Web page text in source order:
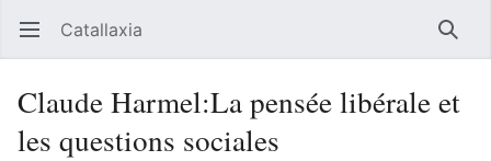
Ouvrir le menu principal Catallaxia
Claude Harmel:La pensée libérale et
les questions sociales